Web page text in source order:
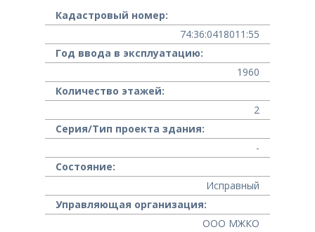
Кадастровый номер:
74:36:0418011:55
Год ввода в эксплуатацию:
1960
Количество этажей:
2
Серия/Тип проекта здания:
-
Состояние:
Исправный
Управляющая организация:
ООО МЖКО